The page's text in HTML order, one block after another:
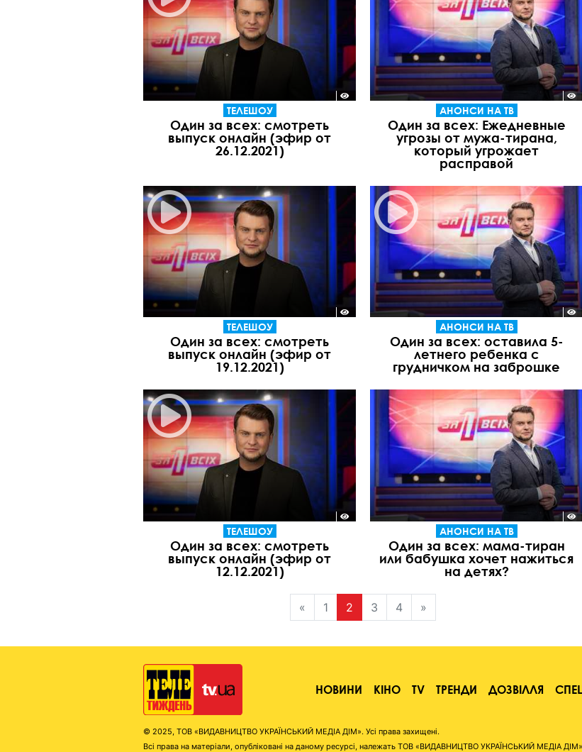
ТЕЛЕШОУ
Один за всех: смотреть
выпуск онлайн (эфир от
26.12.2021)
АНОНСИ НА ТВ
Один за всех: Ежедневные
угрозы от мужа-тирана,
который угрожает
расправой
ТЕЛЕШОУ
Один за всех: смотреть
выпуск онлайн (эфир от
19.12.2021)
АНОНСИ НА ТВ
Один за всех: оставила 5-
летнего ребенка с
грудничком на заброшке
ТЕЛЕШОУ
Один за всех: смотреть
выпуск онлайн (эфир от
12.12.2021)
АНОНСИ НА ТВ
Один за всех: мама-тиран
или бабушка хочет нажиться
на детях?
« 1 2 3 4 »
НОВИНИ КІНО TV ТРЕНДИ ДОЗВІЛЛЯ
© 2025, ТОВ «ВИДАВНИЦТВО УКРАЇНСЬКИЙ МЕДІА ДІМ». Усі права захищені.
Всі права на матеріали, опубліковані на даному ресурсі, належать ТОВ «ВИДАВНИЦТВО УКРАЇНСЬКИЙ МЕДІА